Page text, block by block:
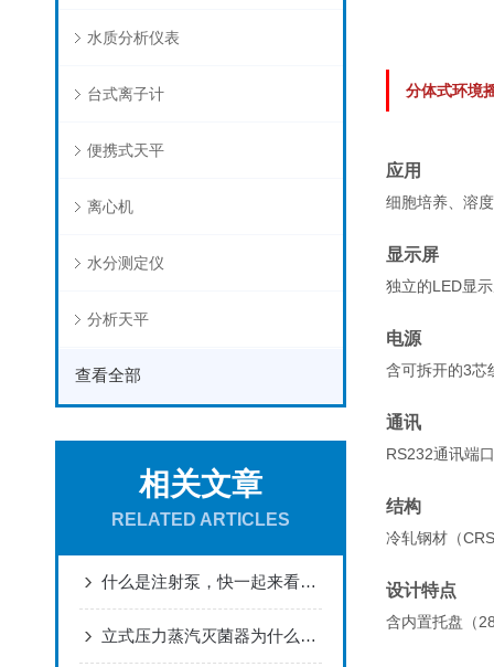
水质分析仪表
台式离子计
便携式天平
离心机
水分测定仪
分析天平
查看全部
相关文章
RELATED ARTICLES
什么是注射泵，快一起来看看吧
立式压力蒸汽灭菌器为什么分为B、N、S型？
分体式环境
应用
细胞培养、溶
显示屏
独立的LED显
电源
含可拆开的3芯
通讯
RS232通讯端
结构
冷轧钢材（
设计特点
含内置托盘（